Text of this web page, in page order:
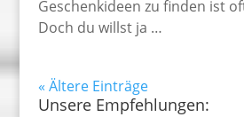
Geschenkideen zu finden ist
Doch du willst ja …
« Ältere Einträge
Unsere Empfehlungen: